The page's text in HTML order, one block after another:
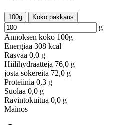
100g Koko pakkaus
g
Annoksen koko 100g
Energiaa 308 kcal
Rasvaa 0,0 g
Hiilihydraatteja 76,0 g
josta sokereita 72,0 g
Proteiinia 0,3 g
Suolaa 0,0 g
Ravintokuitua 0,0 g
Mainos